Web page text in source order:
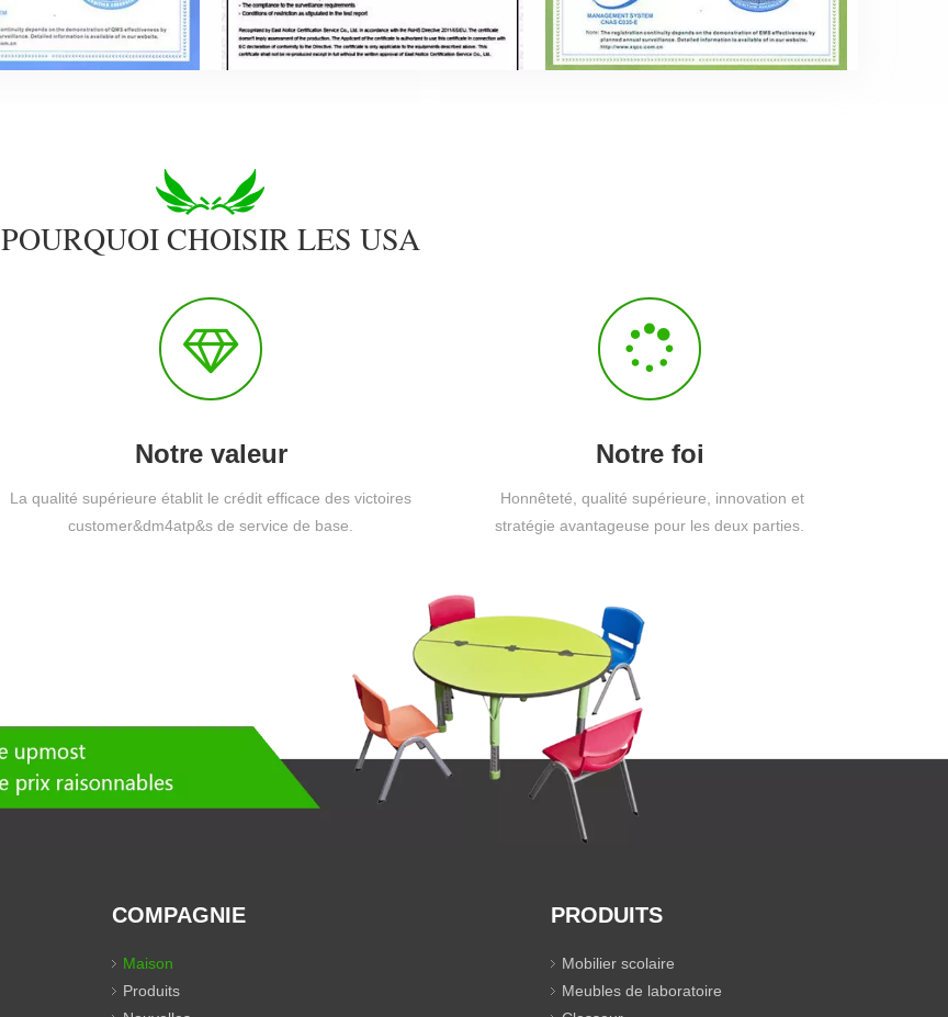
POURQUOI CHOISIR LES USA
Notre valeur
La qualité supérieure établit le crédit efficace des victoires
customer&dm4atp&s de service de base.
Notre foi
Honnêteté, qualité supérieure, innovation et
stratégie avantageuse pour les deux parties.
COMPAGNIE
Maison
Produits
PRODUITS
Mobilier scolaire
Meubles de laboratoire